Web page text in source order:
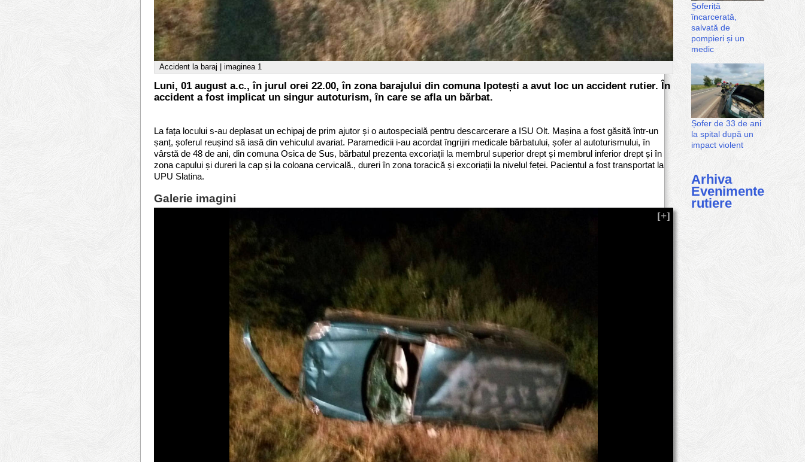
Accident la baraj | imaginea 1
Luni, 01 august a.c., în jurul orei 22.00, în zona barajului din comuna Ipotești a avut loc un accident rutier. În
accident a fost implicat un singur autoturism, în care se afla un bărbat.
La fața locului s-au deplasat un echipaj de prim ajutor și o autospecială pentru descarcerare a ISU Olt. Mașina a fost găsită într-un
șanț, șoferul reușind să iasă din vehiculul avariat. Paramedicii i-au acordat îngrijiri medicale bărbatului, șofer al autoturismului, în
vârstă de 48 de ani, din comuna Osica de Sus, bărbatul prezenta excoriații la membrul superior drept și membrul inferior drept și în
zona capului și dureri la cap și la coloana cervicală., dureri în zona toracică și excoriații la nivelul feței. Pacientul a fost transportat la
UPU Slatina.
Galerie imagini
Șoferiță
încarcerată,
salvată de
pompieri și un
medic
Șofer de 33 de ani
la spital după un
impact violent
Arhiva
Evenimente
rutiere